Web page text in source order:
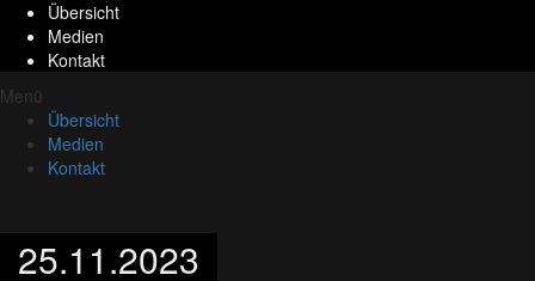
Übersicht
Medien
Kontakt
Menü
Übersicht
Medien
Kontakt
25.11.2023